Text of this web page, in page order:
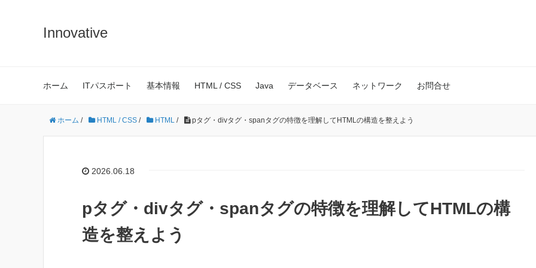
Innovative
ホーム ITパスポート 基本情報 HTML / CSS Java データベース ネットワーク お問合せ
ホーム / HTML / CSS / HTML / pタグ・divタグ・spanタグの特徴を理解してHTMLの構造を整えよう
2026.06.18
pタグ・divタグ・spanタグの特徴を理解してHTMLの構
造を整えよう